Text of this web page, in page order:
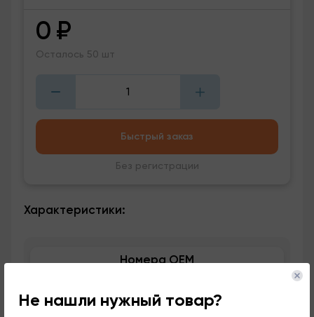
Не нашли нужный товар?
0 ₽
Осталось 50 шт
Быстрый заказ
Без регистрации
Характеристики:
Номера OEM
Применяемость